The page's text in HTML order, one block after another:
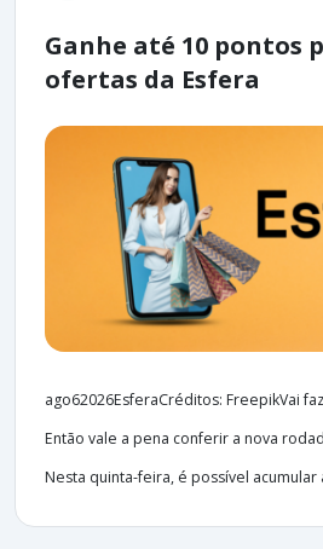
Ganhe até 10 pontos
ofertas da Esfera
ago62026EsferaCréditos: FreepikVai
Então vale a pena conferir a nova
Nesta quinta-feira, é possível acumular